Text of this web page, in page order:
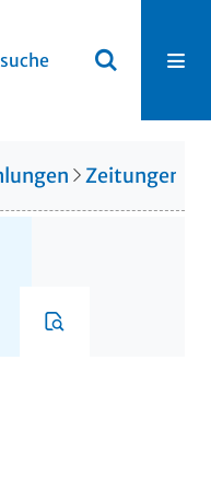
Zeitungen